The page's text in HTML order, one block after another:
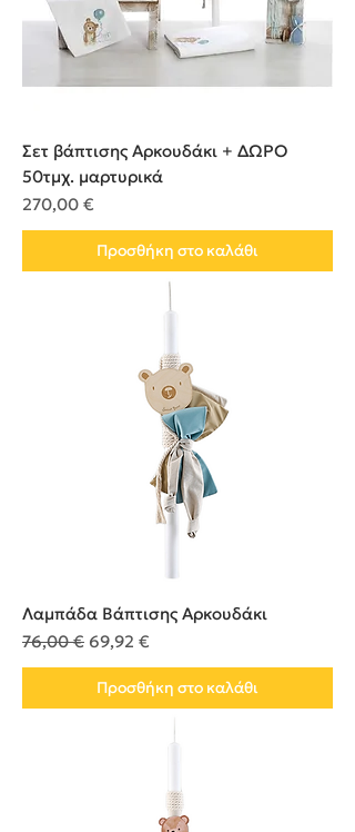
Σετ βάπτισης Αρκουδάκι + ΔΩΡΟ
50τμχ. μαρτυρικά
Τιμή
270,00 €
Προσθήκη στο καλάθι
Λαμπάδα Βάπτισης Αρκουδάκι
Κανονική τιμή
76,00 € Τιμή Έκπτωσης
69,92 €
Προσθήκη στο καλάθι